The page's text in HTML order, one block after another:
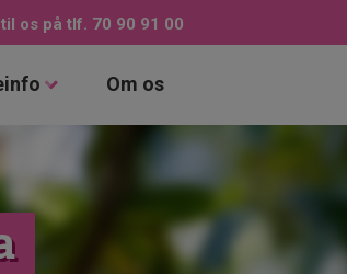
os på tlf. 70 90 91 00
Om os